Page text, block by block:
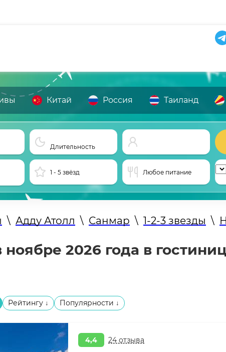
Китай Россия Таиланд
Длительность
1 - 5 звёзд Любое питание
\ Адду Атолл \ Санмар \ 1-2-3 звезды \
2026 года в
Рейтингу ↓ Популярности ↓
4,4 24 отзыва